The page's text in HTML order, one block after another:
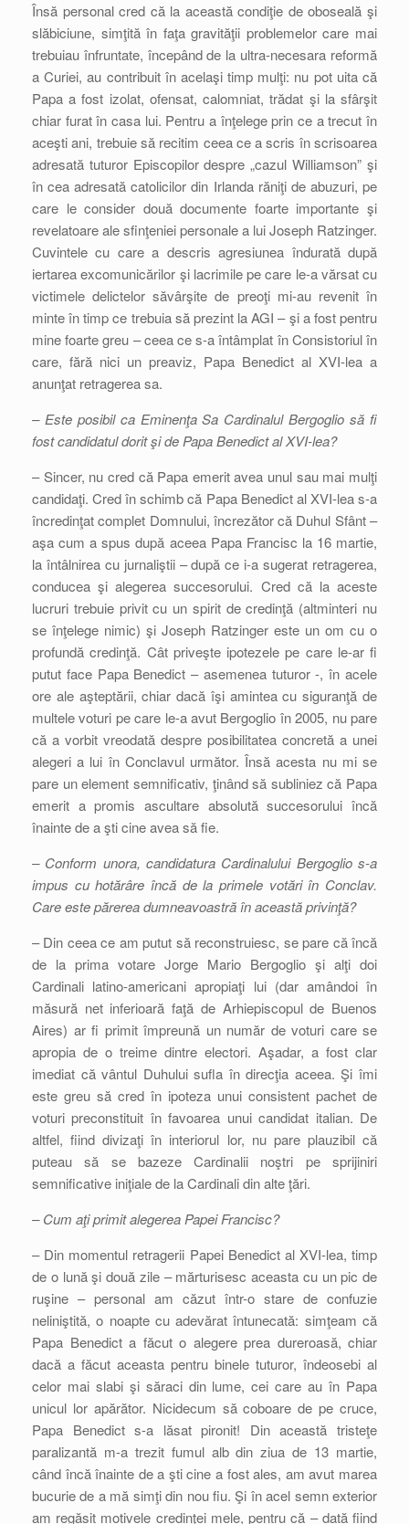
Însă personal cred că la această condiţie de oboseală şi
slăbiciune, simţită în faţa gravităţii problemelor care mai
trebuiau înfruntate, începând de la ultra-necesara reformă
a Curiei, au contribuit în acelaşi timp mulţi: nu pot uita că
Papa a fost izolat, ofensat, calomniat, trădat şi la sfârşit
chiar furat în casa lui. Pentru a înţelege prin ce a trecut în
aceşti ani, trebuie să recitim ceea ce a scris în scrisoarea
adresată tuturor Episcopilor despre „cazul Williamson” şi
în cea adresată catolicilor din Irlanda răniţi de abuzuri, pe
care le consider două documente foarte importante şi
revelatoare ale sfinţeniei personale a lui Joseph Ratzinger.
Cuvintele cu care a descris agresiunea îndurată după
iertarea excomunicărilor şi lacrimile pe care le-a vărsat cu
victimele delictelor săvârşite de preoţi mi-au revenit în
minte în timp ce trebuia să prezint la AGI – şi a fost pentru
mine foarte greu – ceea ce s-a întâmplat în Consistoriul în
care, fără nici un preaviz, Papa Benedict al XVI-lea a
anunţat retragerea sa.
– Este posibil ca Eminenţa Sa Cardinalul Bergoglio să fi
fost candidatul dorit şi de Papa Benedict al XVI-lea?
– Sincer, nu cred că Papa emerit avea unul sau mai mulţi
candidaţi. Cred în schimb că Papa Benedict al XVI-lea s-a
încredinţat complet Domnului, încrezător că Duhul Sfânt –
aşa cum a spus după aceea Papa Francisc la 16 martie,
la întâlnirea cu jurnaliştii – după ce i-a sugerat retragerea,
conducea şi alegerea succesorului. Cred că la aceste
lucruri trebuie privit cu un spirit de credinţă (altminteri nu
se înţelege nimic) şi Joseph Ratzinger este un om cu o
profundă credinţă. Cât priveşte ipotezele pe care le-ar fi
putut face Papa Benedict – asemenea tuturor -, în acele
ore ale aşteptării, chiar dacă îşi amintea cu siguranţă de
multele voturi pe care le-a avut Bergoglio în 2005, nu pare
că a vorbit vreodată despre posibilitatea concretă a unei
alegeri a lui în Conclavul următor. Însă acesta nu mi se
pare un element semnificativ, ţinând să subliniez că Papa
emerit a promis ascultare absolută succesorului încă
înainte de a şti cine avea să fie.
– Conform unora, candidatura Cardinalului Bergoglio s-a
impus cu hotărâre încă de la primele votări în Conclav.
Care este părerea dumneavoastră în această privinţă?
– Din ceea ce am putut să reconstruiesc, se pare că încă
de la prima votare Jorge Mario Bergoglio şi alţi doi
Cardinali latino-americani apropiaţi lui (dar amândoi în
măsură net inferioară faţă de Arhiepiscopul de Buenos
Aires) ar fi primit împreună un număr de voturi care se
apropia de o treime dintre electori. Aşadar, a fost clar
imediat că vântul Duhului sufla în direcţia aceea. Şi îmi
este greu să cred în ipoteza unui consistent pachet de
voturi preconstituit în favoarea unui candidat italian. De
altfel, fiind divizaţi în interiorul lor, nu pare plauzibil că
puteau să se bazeze Cardinalii noştri pe sprijiniri
semnificative iniţiale de la Cardinali din alte ţări.
– Cum aţi primit alegerea Papei Francisc?
– Din momentul retragerii Papei Benedict al XVI-lea, timp
de o lună şi două zile – mărturisesc aceasta cu un pic de
ruşine – personal am căzut într-o stare de confuzie
neliniştită, o noapte cu adevărat întunecată: simţeam că
Papa Benedict a făcut o alegere prea dureroasă, chiar
dacă a făcut aceasta pentru binele tuturor, îndeosebi al
celor mai slabi şi săraci din lume, cei care au în Papa
unicul lor apărător. Nicidecum să coboare de pe cruce,
Papa Benedict s-a lăsat pironit! Din această tristeţe
paralizantă m-a trezit fumul alb din ziua de 13 martie,
când încă înainte de a şti cine a fost ales, am avut marea
bucurie de a mă simţi din nou fiu. Şi în acel semn exterior
am regăsit motivele credinţei mele, pentru că – dată fiind